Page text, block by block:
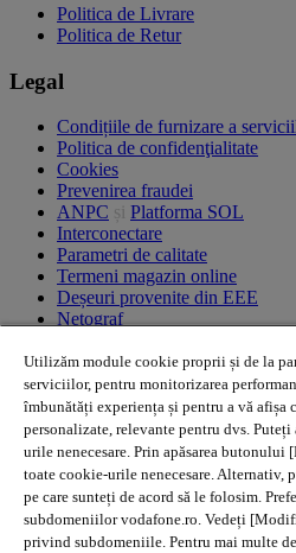
Politica de Livrare
Politica de Retur
Legal
Condițiile de furnizare a
Politica de confidenţialitate
Cookies
Prevenirea fraudei
ANPC și Platforma SOL
Interconectare
Parametri de calitate
Termeni magazin online
Deșeuri provenite din EEE
Netograf
Linkuri utile
Aplicația MyVodafone
Newsletter
Acoperire
Puncte de vânzare
Harta site-ului
Procedură reclamaţii
Abonamente pentru persoane
Utilizăm module cookie proprii și de la
serviciilor, pentru monitorizarea
îmbunătăți experiența și pentru a vă afișa
personalizate, relevante pentru dvs.
urile nenecesare. Prin apăsarea
toate cookie-urile nenecesare.
pe care sunteți de acord să le folosim.
subdomeniilor vodafone.ro. Vedeți
privind subdomeniile. Pentru mai multe